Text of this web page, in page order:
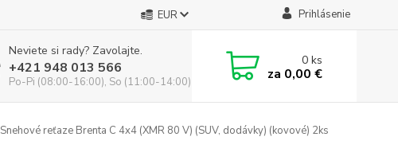
EUR Prihlásenie
Neviete si rady? Zavolajte.
+421 948 013 566
Po-Pi (08:00-16:00), So (11:00-14:00)
0ks
za 0,00 €
Snehové reťaze Brenta C 4x4 (XMR 80 V) (SUV, dodávky) (kovové) 2ks